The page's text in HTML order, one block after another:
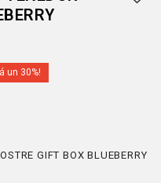
30
GIFT BOX BLUEBERRY